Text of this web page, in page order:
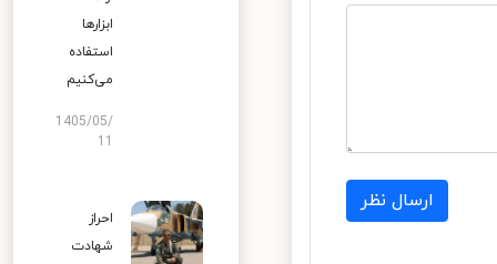
ارسال نظر
ابزارها
استفاده
می‌کنیم
1405/05/
احراز
شهادت